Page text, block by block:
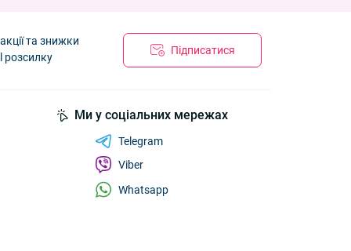
та знижки
розсилку
Підписатися
Ми у соціальних мережах
Telegram
Viber
Whatsapp